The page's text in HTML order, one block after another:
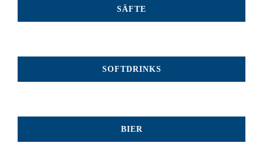
SÄFTE
SOFTDRINKS
BIER